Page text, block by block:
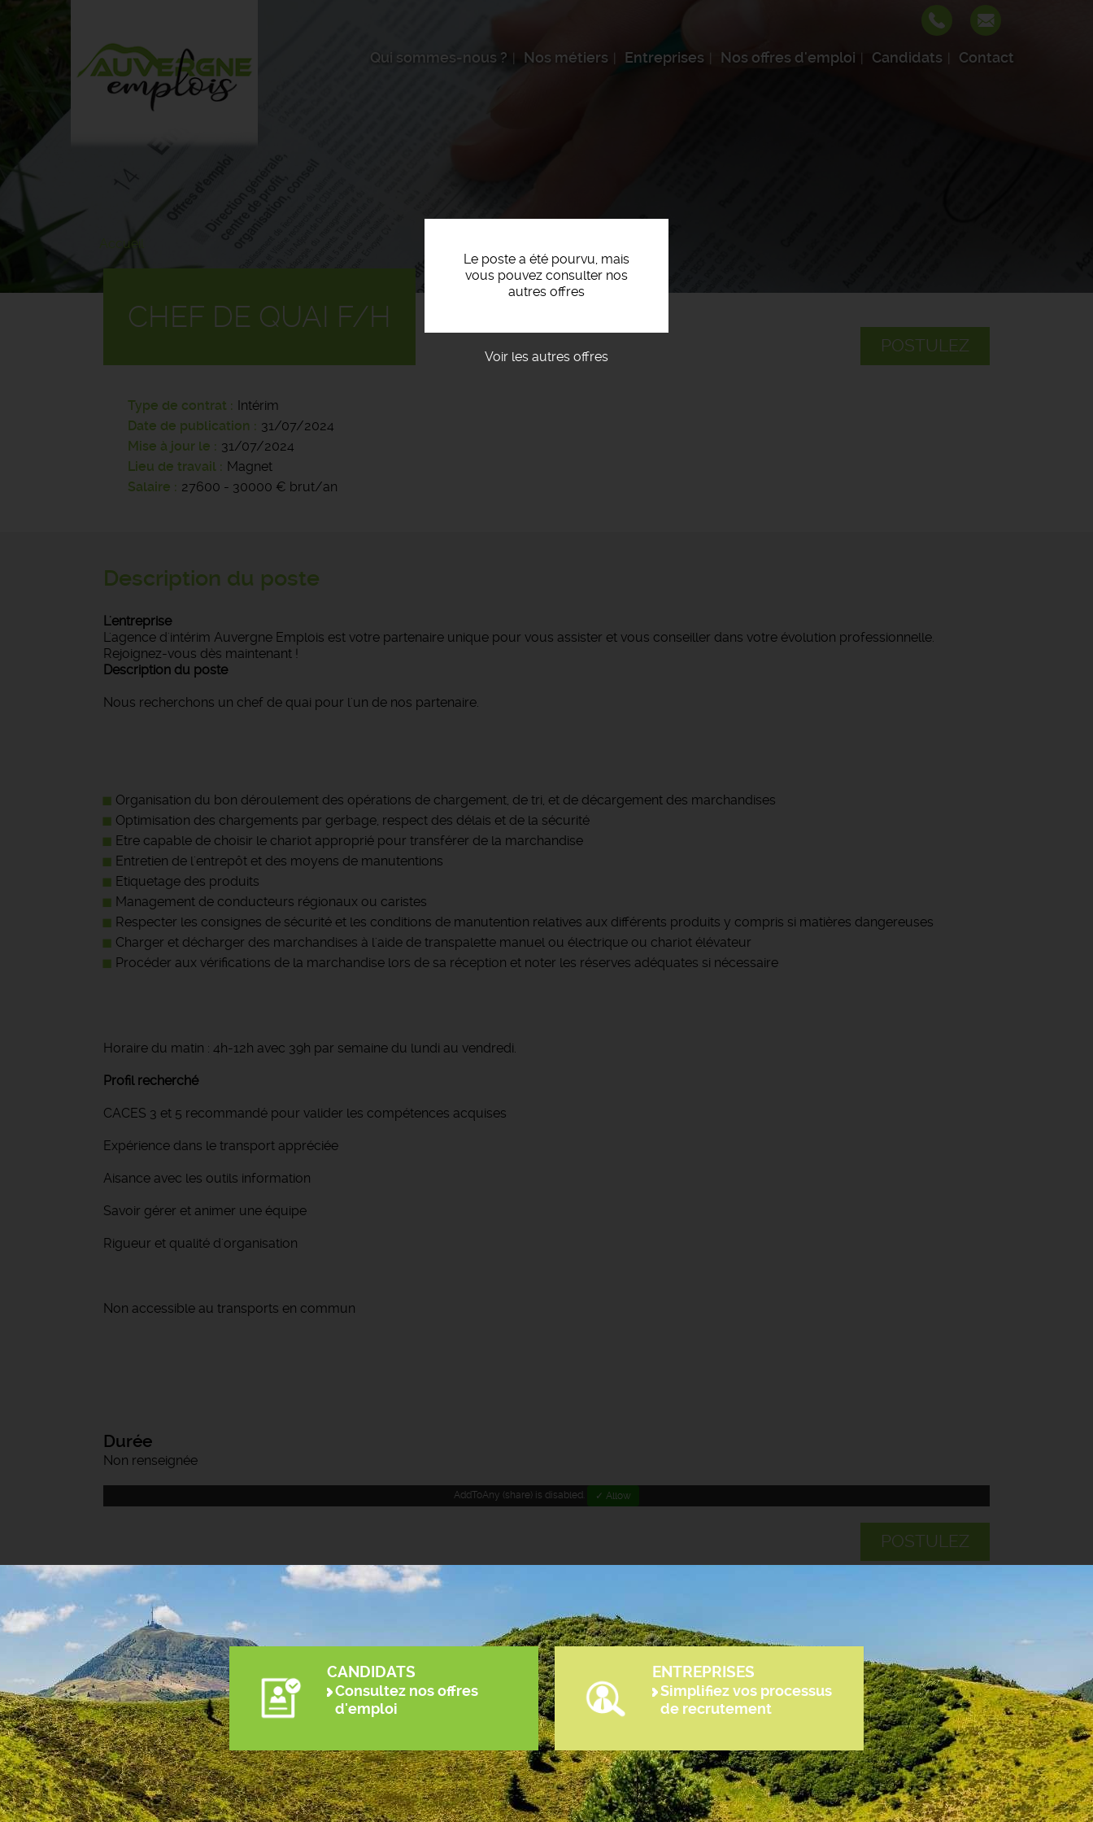
Qui sommes-nous ? Nos métiers Entreprises Nos offres d'emploi Candidats Contact
Accueil
Le poste a été pourvu, mais
vous pouvez consulter nos
autres offres
Voir les autres offres
POSTULEZ
CHEF DE QUAI F/H
Type de contrat
Intérim
Date de publication
31/07/2024
Mise à jour le
31/07/2024
Lieu de travail
Magnet
Salaire
27600 - 30000 € brut/an
Description du poste
L'entreprise
L'agence d'intérim Auvergne Emplois est votre partenaire unique pour vous assister et vous conseiller dans votre évolution professionnelle.
Rejoignez-vous dès maintenant !
Description du poste
Nous recherchons un chef de quai pour l'un de nos partenaire.
Organisation du bon déroulement des opérations de chargement, de tri, et de décargement des marchandises
Optimisation des chargements par gerbage, respect des délais et de la sécurité
Etre capable de choisir le chariot approprié pour transférer de la marchandise
Entretien de l'entrepôt et des moyens de manutentions
Etiquetage des produits
Management de conducteurs régionaux ou caristes
Respecter les consignes de sécurité et les conditions de manutention relatives aux différents produits y compris si matières dangereuses
Charger et décharger des marchandises à l'aide de transpalette manuel ou électrique ou chariot élévateur
Procéder aux vérifications de la marchandise lors de sa réception et noter les réserves adéquates si nécessaire
Horaire du matin : 4h-12h avec 39h par semaine du lundi au vendredi.
Profil recherché
CACES 3 et 5 recommandé pour valider les compétences acquises
Expérience dans le transport appréciée
Aisance avec les outils information
Savoir gérer et animer une équipe
Rigueur et qualité d'organisation
Non accessible au transports en commun
Durée
Non renseignée
AddToAny (share) is disabled. ✓ Allow
POSTULEZ
CANDIDATS
Consultez nos offres
d'emploi
ENTREPRISES
Simplifiez vos processus
de recrutement